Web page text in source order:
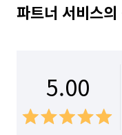
경기 연천군 경기
서울 강서구
서울 구로구 서
파트너 서비스의
5.00